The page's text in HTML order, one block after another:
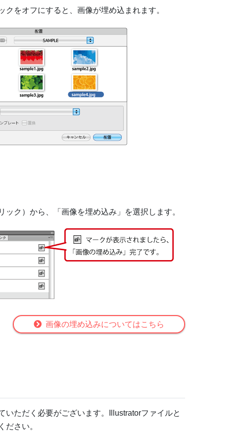
クをオフにすると、画像が埋め込まれます。
ク）から、「画像を埋め込み」を選択します。
画像の埋め込みについてはこちら
ただく必要がございます。Illustratorファイルと
ださい。